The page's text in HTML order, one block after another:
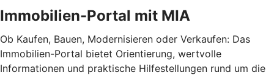
Immobilien-Portal mit MIA
Ob Kaufen, Bauen, Modernisieren oder Verkaufen: Das
Immobilien-Portal bietet Orientierung, wertvolle
Informationen und praktische Hilfestellungen rund um die